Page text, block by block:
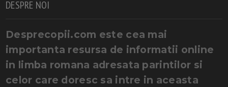
DESPRE NOI
Desprecopii.com este cea mai
importanta resursa de informatii online
in limba romana adresata parintilor si
celor care doresc sa intre in aceasta